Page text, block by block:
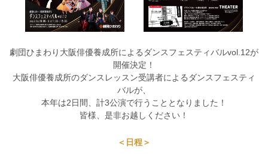
劇団ひまわり大阪俳優養成所によるダンスフェスティバルvol.12が
開催決定！
大阪俳優養成所のダンスレッスン受講者によるダンスフェスティ
バルが、
本年は2日間、計3公演で行うこととなりました！
皆様、是非お越しください！
＜日程＞